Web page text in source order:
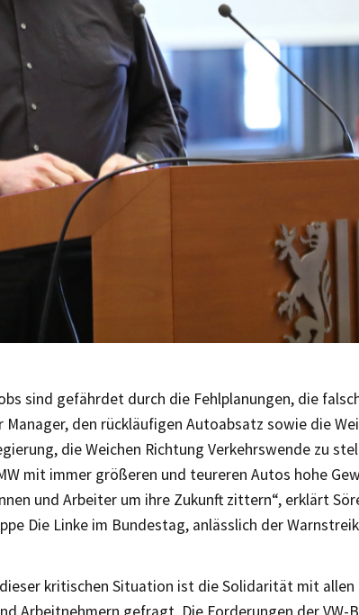
sind gefährdet durch die Fehlplanungen, die
den rückläufigen Autoabsatz sowie die
die Weichen Richtung Verkehrswende zu
mit immer größeren und teureren Autos hohe
und Arbeiter um ihre Zukunft zittern“, erklärt
Die Linke im Bundestag, anlässlich der
kritischen Situation ist die Solidarität mit allen